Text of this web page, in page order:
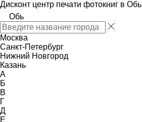
Дисконт центр печати фотокниг в Обь
Обь
Москва
Санкт-Петербург
Нижний Новгород
Казань
А
Б
В
Г
Д
Е